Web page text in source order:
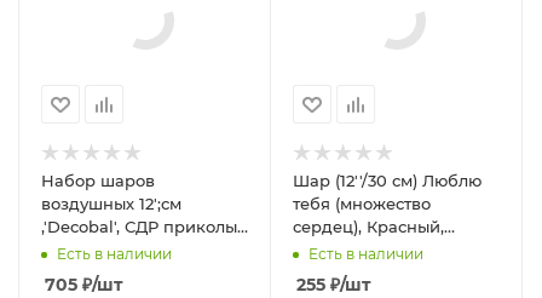
Набор шаров
воздушных 12';см
,'Decobal', СДР приколы,
хвалебные , ассорти , (50
шт;уп), 312728-50
Есть в наличии
705 ₽/шт
Шар (12''/30 см) Люблю
тебя (множество
сердец), Красный,
пастель, 5 ст, 25 шт,
612750
Есть в наличии
255 ₽/шт